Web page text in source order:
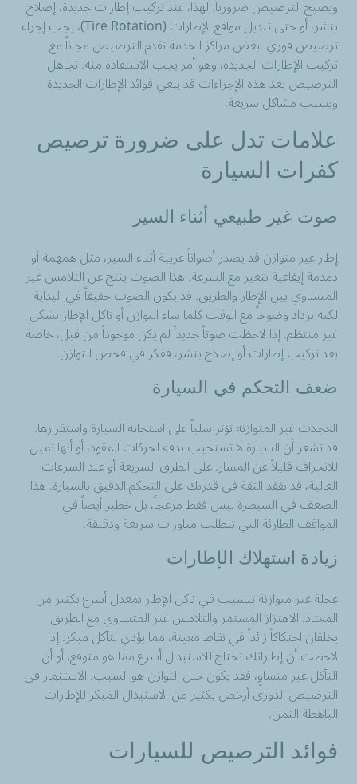
ويصبح الترصيص ضرورياً. لهذا، عند تركيب إطارات جديدة، إصلاح
بنشر، أو حتى تبديل مواقع الإطارات (Tire Rotation)، يجب إجراء
ترصيص فوري. بعض مراكز الخدمة تقدم الترصيص مجاناً مع
تركيب الإطارات الجديدة، وهو أمر يجب الاستفادة منه. تجاهل
الترصيص بعد هذه الإجراءات قد يلغي فوائد الإطارات الجديدة
ويسبب مشاكل سريعة.
علامات تدل على ضرورة ترصيص
كفرات السيارة
صوت غير طبيعي أثناء السير
إطار غير متوازن قد يصدر أصواتاً غريبة أثناء السير، مثل همهمة أو
دمدمة إيقاعية تتغير مع السرعة. هذا الصوت ينتج عن التلامس غير
المتساوي بين الإطار والطريق. قد يكون الصوت خفيفاً في البداية
لكنه يزداد وضوحاً مع الوقت كلما ساء التوازن أو تآكل الإطار بشكل
غير منتظم. إذا لاحظت صوتاً جديداً لم يكن موجوداً من قبل، خاصة
بعد تركيب إطارات أو إصلاح بنشر، ففكر في فحص التوازن.
ضعف التحكم في السيارة
العجلات غير المتوازنة تؤثر سلباً على استجابة السيارة واستقرارها.
قد تشعر أن السيارة لا تستجيب بدقة لحركات المقود، أو أنها تميل
للانحراف قليلاً عن المسار. على الطرق السريعة أو عند السرعات
العالية، قد تفقد الثقة في قدرتك على التحكم الدقيق بالسيارة. هذا
الضعف في السيطرة ليس فقط مزعجاً، بل خطير أيضاً في
المواقف الطارئة التي تتطلب مناورات سريعة ودقيقة.
زيادة استهلاك الإطارات
عجلة غير متوازنة تتسبب في تآكل الإطار بمعدل أسرع بكثير من
المعتاد. الاهتزاز المستمر والتلامس غير المتساوي مع الطريق
يخلقان احتكاكاً زائداً في نقاط معينة، مما يؤدي لتآكل مبكر. إذا
لاحظت أن إطاراتك تحتاج للاستبدال أسرع مما هو متوقع، أو أن
التآكل غير متساوٍ، فقد يكون خلل التوازن هو السبب. الاستثمار في
الترصيص الدوري أرخص بكثير من الاستبدال المبكر للإطارات
الباهظة الثمن.
فوائد الترصيص للسيارات